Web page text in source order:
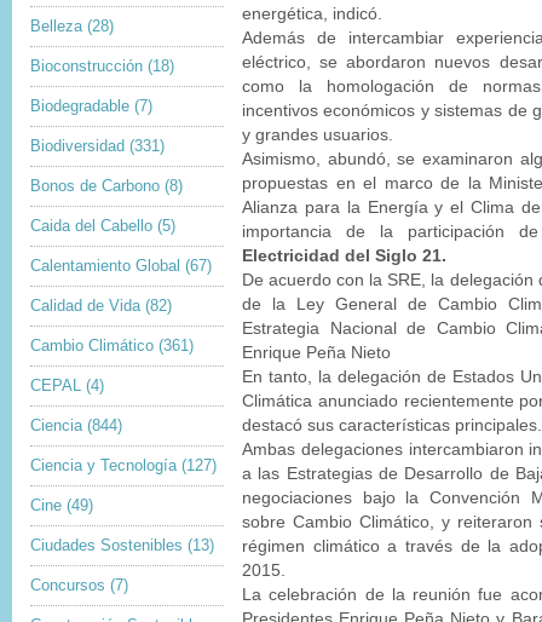
Belleza (28)
Bioconstrucción (18)
Biodegradable (7)
Biodiversidad (331)
Bonos de Carbono (8)
Caida del Cabello (5)
Calentamiento Global (67)
Calidad de Vida (82)
Cambio Climático (361)
CEPAL (4)
Ciencia (844)
Ciencia y Tecnología (127)
Cine (49)
Ciudades Sostenibles (13)
Concursos (7)
energética, indicó.
Además de intercambiar
eléctrico, se abordaron nuevos
como la homologación de
incentivos económicos y sistemas de
y grandes usuarios.
Asimismo, abundó, se examinaron
propuestas en el marco de la
Alianza para la Energía y el Clima
importancia de la participación
Electricidad del Siglo 21.
De acuerdo con la SRE, la
de la Ley General de Cambio
Estrategia Nacional de Cambio
Enrique Peña Nieto
En tanto, la delegación de Estados
Climática anunciado recientemente
destacó sus características principales.
Ambas delegaciones intercambiaron
a las Estrategias de Desarrollo de
negociaciones bajo la Convención
sobre Cambio Climático, y
régimen climático a través de la
2015.
La celebración de la reunión fue